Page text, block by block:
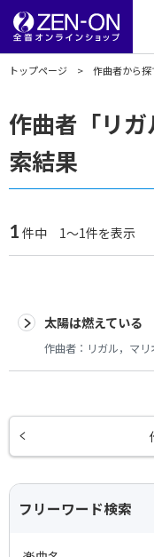
トップページ 作曲者から探
作曲者「リ
索結果
1 件中 1～1件を表示
太陽は燃えている
作曲者： リガル，マリ
フリーワード検索